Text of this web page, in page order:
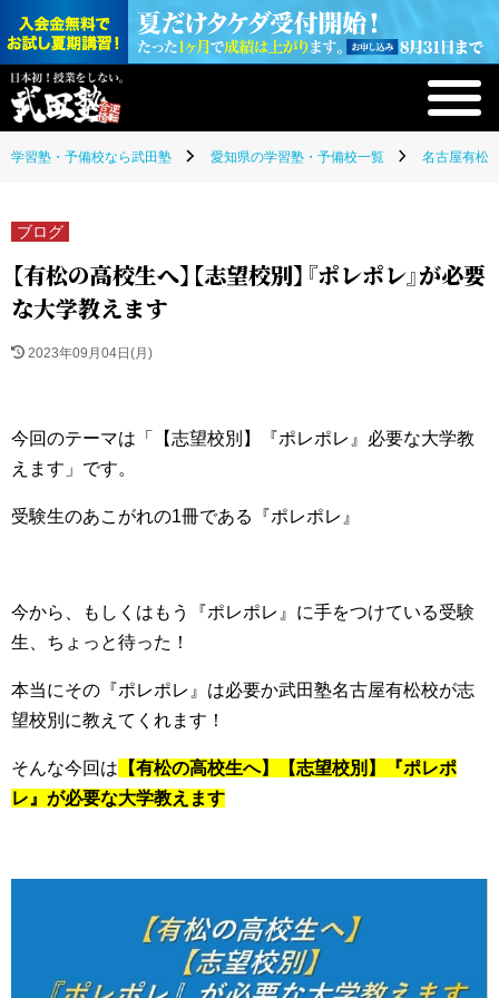
学習塾・予備校なら武田塾 愛知県の学習塾・予備校一覧 名古屋有松
ブログ
【有松の高校生へ】【志望校別】『ポレポレ』が必要
な大学教えます
2023年09月04日(月)
今回のテーマは「【志望校別】『ポレポレ』必要な大学教
えます」です。
受験生のあこがれの1冊である『ポレポレ』
今から、もしくはもう『ポレポレ』に手をつけている受験
生、ちょっと待った！
本当にその『ポレポレ』は必要か武田塾名古屋有松校が志
望校別に教えてくれます！
そんな今回は 【有松の高校生へ】【志望校別】『ポレポ
レ』が必要な大学教えます